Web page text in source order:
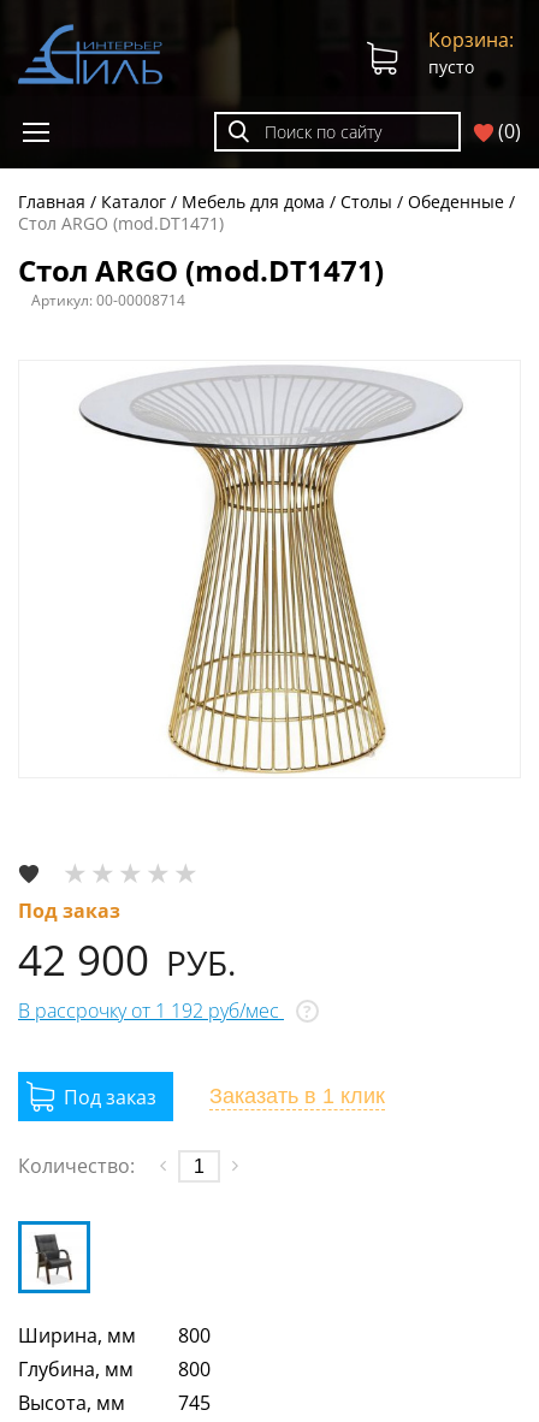
(0)
Корзина:
пусто
Главная Каталог Мебель для дома Столы
Обеденные
Стол ARGO (mod.DT1471)
Стол ARGO (mod.DT1471)
Артикул:00-00008714
Под заказ
42 900 РУБ.
В рассрочку от 1 192 руб/мес ?
Заказать в 1 клик
Количество:
Ширина, мм
800
Глубина, мм
800
Высота, мм
745